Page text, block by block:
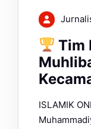
Tim
ISLAMIK